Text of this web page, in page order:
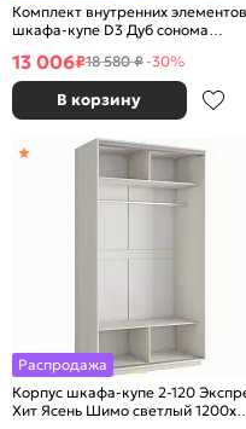
Комплект внутренних элементов
шкафа-купе D3 Дуб сонома
13 006₽18 580 ₽-30%
В корзину
Распродажа
Корпус шкафа-купе 2-120
Хит Ясень Шимо светлый 1200х